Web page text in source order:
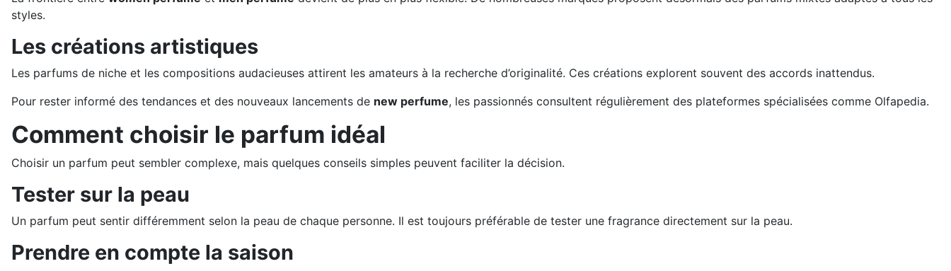
styles.
Les créations artistiques
Les parfums de niche et les compositions audacieuses attirent les amateurs à la recherche d’originalité. Ces créations explorent souvent des accords inattendus.
Pour rester informé des tendances et des nouveaux lancements de new perfume, les passionnés consultent régulièrement des plateformes spécialisées comme Olfapedia.
Comment choisir le parfum idéal
Choisir un parfum peut sembler complexe, mais quelques conseils simples peuvent faciliter la décision.
Tester sur la peau
Un parfum peut sentir différemment selon la peau de chaque personne. Il est toujours préférable de tester une fragrance directement sur la peau.
Prendre en compte la saison